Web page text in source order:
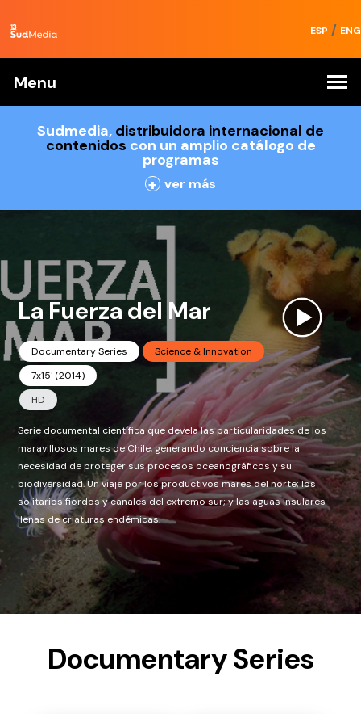
ESP / ENG
Menu
Sudmedia, distribuidora internacional de
contenidos con un amplio catálogo de
programas
+ ver más
La Fuerza del Mar
Documentary Series
Science & Innovation
7x15' (2014)
HD
Serie documental científica que devela las particularidades de los
maravillosos mares de Chile, generando conciencia sobre la
necesidad de proteger sus procesos oceanográficos y su
biodiversidad. Un viaje por los productivos mares del norte; los
solitarios fiordos y canales del extremo sur; y las aguas insulares
llenas de criaturas endémicas.
Documentary Series